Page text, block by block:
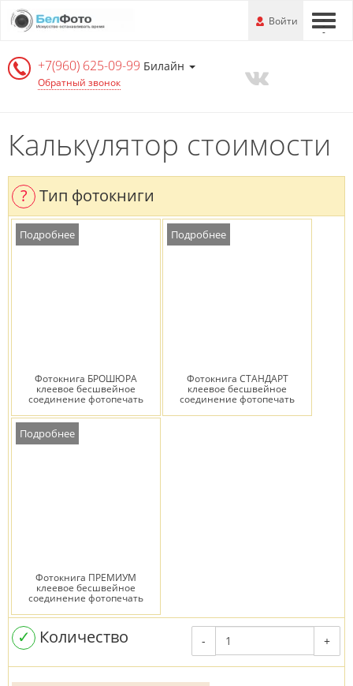
Перейти
к
информации
---
Войти
+7(960) 625-09-99 Билайн
Обратный звонок
Калькулятор стоимости
? Тип фотокниги
Подробнее
Фотокнига БРОШЮРА
клеевое бесшвейное
соединение фотопечать
Подробнее
Фотокнига СТАНДАРТ
клеевое бесшвейное
соединение фотопечать
Подробнее
Фотокнига ПРЕМИУМ
клеевое бесшвейное
соединение фотопечать
✓ Количество - +